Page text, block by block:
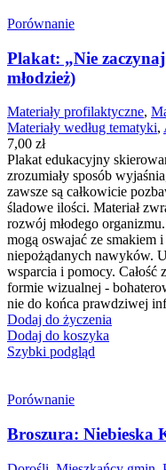
Porównanie
Plakat: „Nie
młodzież)
Materiały profilaktyczne,
Materiały według tematyki,
7,00 zł
Plakat edukacyjny
zrozumiały sposób
zawsze są całkowicie
śladowe ilości. Materiał
rozwój młodego
mogą oswajać ze smakiem
niepożądanych nawyków.
wsparcia i pomocy. Całość
formie wizualnej -
nie do końca prawdziwej
Dodaj do życzenia
Dodaj do koszyka
Szybki podgląd
Porównanie
Broszura: Niebieska